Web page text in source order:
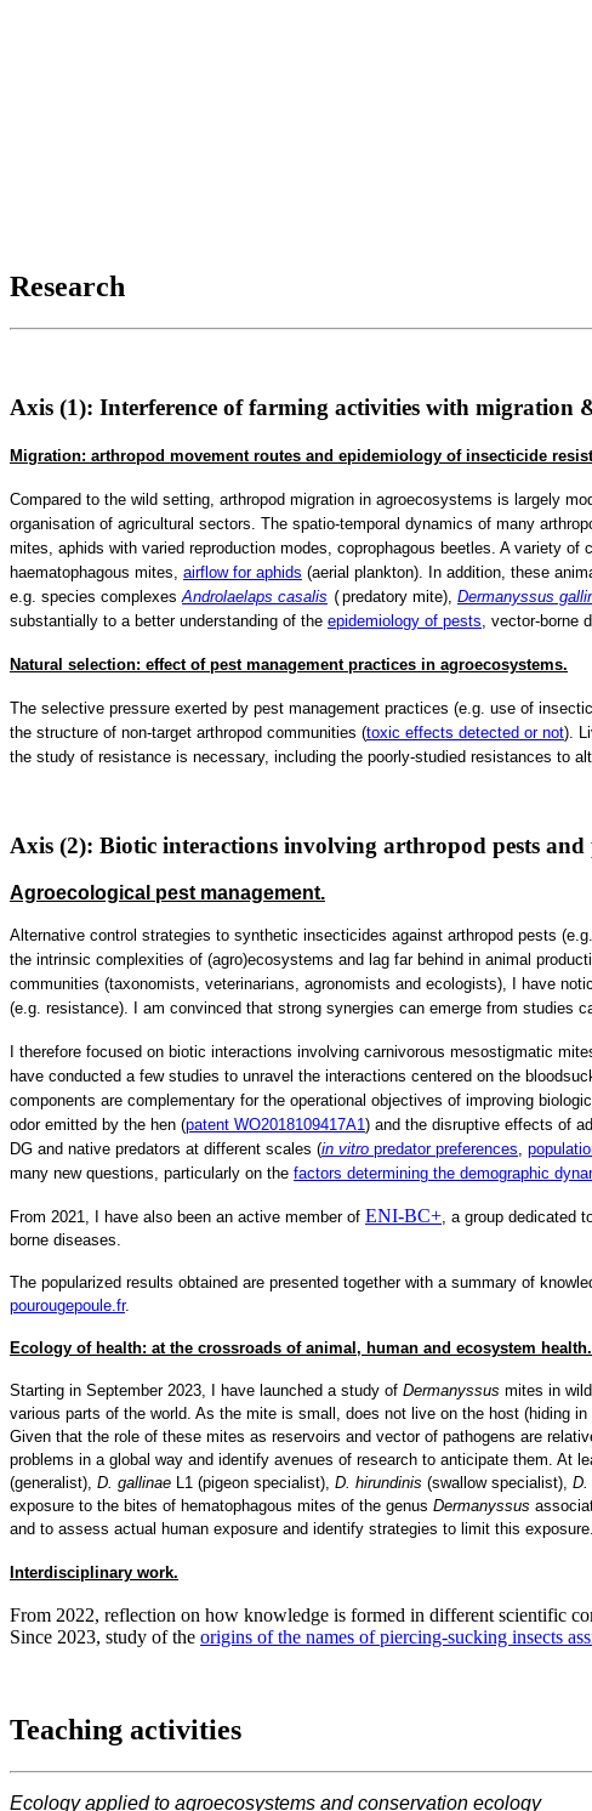
Research
Axis (1): Interference of farming activities with migration
Migration: arthropod movement routes and epidemiology of insecticide
Compared to the wild setting, arthropod migration in agroecosystems is largely
organisation of agricultural sectors. The spatio-temporal dynamics of many
mites, aphids with varied reproduction modes, coprophagous beetles. A variety
haematophagous mites, airflow for aphids (aerial plankton). In addition, these
e.g. species complexes Androlaelaps casalis (predatory mite), Dermanyssus
substantially to a better understanding of the epidemiology of pests , vector-borne
Natural selection: effect of pest management practices in agroecosystems.
The selective pressure exerted by pest management practices (e.g. use of
the structure of non-target arthropod communities (toxic effects detected or not).
the study of resistance is necessary, including the poorly-studied resistances to
Axis (2): Biotic interactions involving arthropod pests and
Agroecological pest management.
Alternative control strategies to synthetic insecticides against arthropod pests
the intrinsic complexities of (agro)ecosystems and lag far behind in animal
communities (taxonomists, veterinarians, agronomists and ecologists), I have
(e.g. resistance). I am convinced that strong synergies can emerge from studies
I therefore focused on biotic interactions involving carnivorous mesostigmatic
have conducted a few studies to unravel the interactions centered on the
components are complementary for the operational objectives of improving
odor emitted by the hen (patent WO2018109417A1) and the disruptive effects of
DG and native predators at different scales (in vitro predator preferences,
many new questions, particularly on the factors determining the demographic
From 2021, I have also been an active member of ENI-BC+, a group dedicated
borne diseases.
The popularized results obtained are presented together with a summary of
pourougepoule.fr.
Ecology of health: at the crossroads of animal, human and ecosystem health.
Starting in September 2023, I have launched a study of Dermanyssus mites in
various parts of the world. As the mite is small, does not live on the host (hiding
Given that the role of these mites as reservoirs and vector of pathogens are
problems in a global way and identify avenues of research to anticipate them. At
(generalist), D. gallinae L1 (pigeon specialist), D. hirundinis (swallow specialist), D.
exposure to the bites of hematophagous mites of the genus Dermanyssus
and to assess actual human exposure and identify strategies to limit this exposure.
Interdisciplinary work.
From 2022, reflection on how knowledge is formed in different scientific
Since 2023, study of the origins of the names of piercing-sucking insects
Teaching activities
Ecology applied to agroecosystems and conservation ecology